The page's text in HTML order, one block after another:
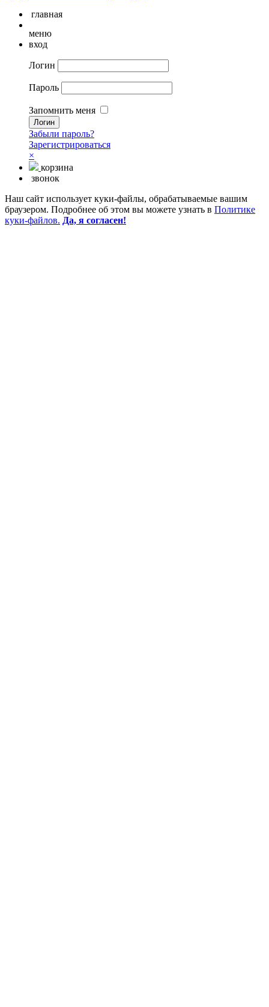
главная
меню
вход
Логин
Пароль
Запомнить меня
Забыли пароль?
Зарегистрироваться
×
корзина
звонок
Наш сайт использует куки-файлы, обрабатываемые вашим
браузером. Подробнее об этом вы можете узнать в Политике
куки-файлов. Да, я согласен!